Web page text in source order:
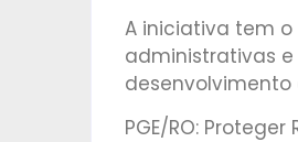
A iniciativa tem o
administrativas
desenvolvimento
PGE/RO: